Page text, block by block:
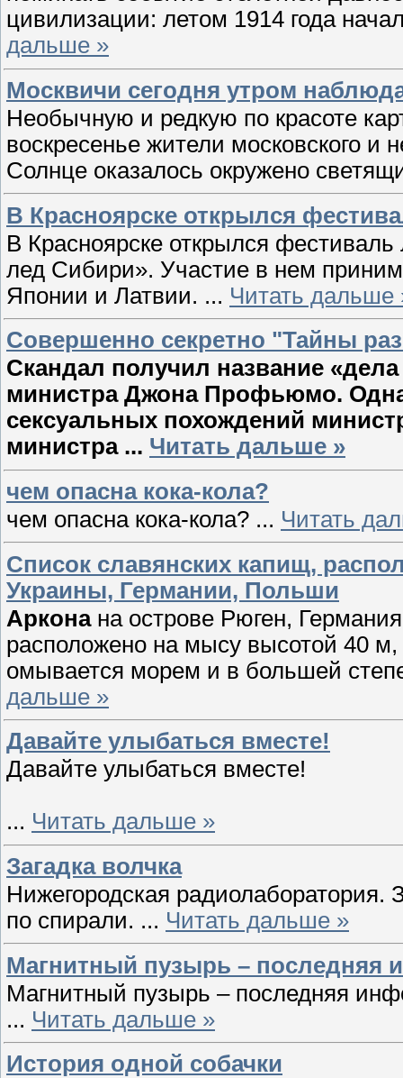
цивилизации: летом 1914 года
дальше »
Москвичи сегодня утром
Необычную и редкую по красоте
воскресенье жители московского и
Солнце оказалось окружено
В Красноярске открылся
В Красноярске открылся
лед Сибири». Участие в нем
Японии и Латвии. ... Читать дальше
Совершенно секретно "Тайны
Скандал получил название
министра Джона Профьюмо.
сексуальных похождений
министра ... Читать дальше »
чем опасна кока-кола?
чем опасна кока-кола? ... Читать
Список славянских капищ,
Украины, Германии, Польши
Арконана острове Рюген,
расположено на мысу высотой 40
омывается морем и в большей
дальше »
Давайте улыбаться вместе!
Давайте улыбаться вместе!
... Читать дальше »
Загадка волчка
Нижегородская радиолаборатория.
по спирали. ... Читать дальше »
Магнитный пузырь – последняя
Магнитный пузырь – последняя
... Читать дальше »
История одной cобачки